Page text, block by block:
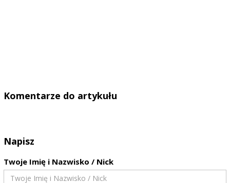
Komentarze do artykułu
Napisz
Twoje Imię i Nazwisko / Nick